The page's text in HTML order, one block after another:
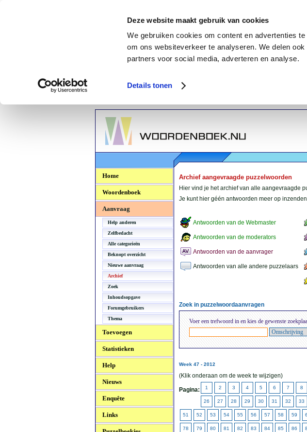
Deze website maakt gebruik van cookies
We gebruiken cookies om content en advertenties
om ons websiteverkeer te analyseren. We delen
partners voor social media, adverteren en analyse.
Details tonen
Woordenboek.NU
Home
Woordenboek
Aanvraag
Help anderen
Zelfbedacht
Alle categorieën
Beknopt overzicht
Nieuwe aanvraag
Archief
Zoek
Inhoudsopgave
Forumgebruikers
Thema
Toevoegen
Statistieken
Help
Nieuws
Enquête
Links
Archief aangevraagde puzzelwoorden
Hier vind je het archief van alle aangevraagde
Je kunt hier géén antwoorden meer op
Antwoorden van de Webmaster
Antwoorden van de moderators
Antwoorden van de aanvrager
Antwoorden van alle andere puzzelaars
Zoek in puzzelwoordaanvragen
Voer een trefwoord in en kies de gewenste
Week 47 - 2012
(Klik onderaan om de week te wijzigen)
Pagina: 1 2 3 4 5 6 7 8
26 27 28 29 30 31 32 33
51 52 53 54 55 56 57 58 59
78 79 80 81 82 83 84 85 86